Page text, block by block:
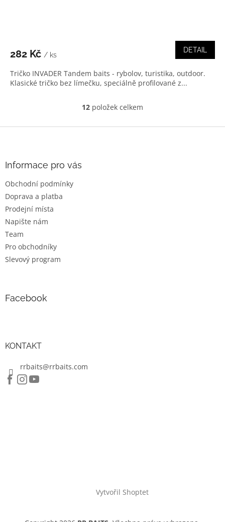
282 Kč / ks
DETAIL
Tričko INVADER Tandem baits - rybolov, turistika, outdoor.
Klasické tričko bez límečku, speciálně profilované z...
O
l
12 položek celkem
Informace pro vás
Obchodní podmínky
Doprava a platba
Prodejní místa
Napište nám
Team
Pro obchodníky
Slevový program
Facebook
KONTAKT
rrbaits@rrbaits.com
Vytvořil Shoptet